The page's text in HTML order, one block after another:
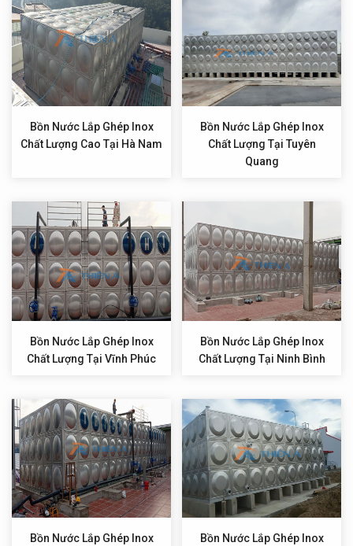
Bồn Nước Lắp Ghép Inox
Chất Lượng Cao Tại Hà Nam
Bồn Nước Lắp Ghép Inox
Chất Lượng Tại Tuyên
Quang
Bồn Nước Lắp Ghép Inox
Chất Lượng Tại Vĩnh Phúc
Bồn Nước Lắp Ghép Inox
Chất Lượng Tại Ninh Bình
Bồn Nước Lắp Ghép Inox
Bồn Nước Lắp Ghép Inox